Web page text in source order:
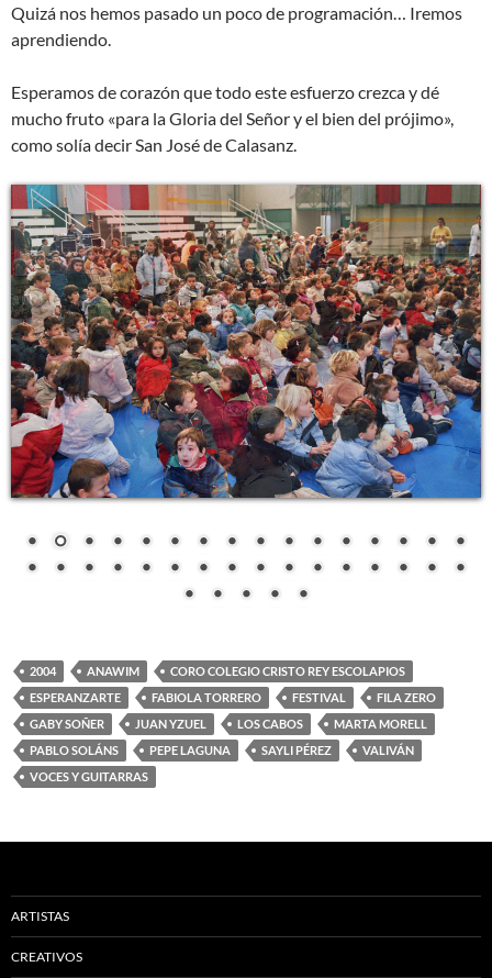
Quizá nos hemos pasado un poco de programación… Iremos
aprendiendo.
Esperamos de corazón que todo este esfuerzo crezca y dé
mucho fruto «para la Gloria del Señor y el bien del prójimo»,
como solía decir San José de Calasanz.
2004 ANAWIM
CORO COLEGIO CRISTO REY ESCOLAPIOS
ESPERANZARTE
FABIOLA TORRERO FESTIVAL
FILA ZERO
GABY SOÑER
JUAN YZUEL LOS CABOS
MARTA MORELL
PABLO SOLÁNS
PEPE LAGUNA SAYLI PÉREZ
VALIVÁN
VOCES Y GUITARRAS
ARTISTAS
CREATIVOS